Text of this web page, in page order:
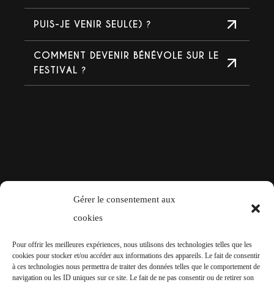
Gérer le consentement aux
cookies
Pour offrir les meilleures expériences, nous utilisons des technologies telles que les
cookies pour stocker et/ou accéder aux informations des appareils. Le fait de consentir
à ces technologies nous permettra de traiter des données telles que le comportement de
navigation ou les ID uniques sur ce site. Le fait de ne pas consentir ou de retirer son
PUIS-JE VENIR SEUL(E) ?
COMMENT DEVENIR BÉNÉVOLE SUR LE
FESTIVAL ?